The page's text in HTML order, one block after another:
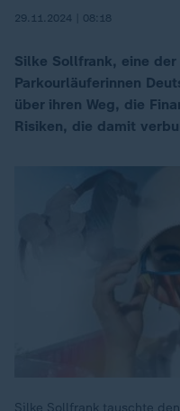
29.11.2024 | 08:18
Silke Sollfrank, eine
Parkourläuferinnen
über ihren Weg, die
Risiken, die damit
Silke Sollfrank tauschte